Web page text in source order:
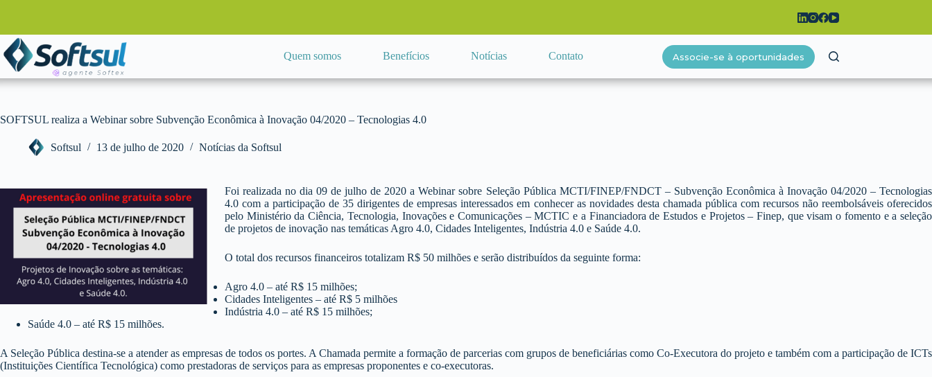
conteúdo
Quem somos
Benefícios Notícias Contato Associe-se à oportunidades
SOFTSUL realiza a Webinar sobre Subvenção Econômica à Inovação 04/2020 – Tecnologias 4.0
Softsul 13 de julho de 2020 Notícias da Softsul
Foi realizada no dia 09 de julho de 2020 a Webinar sobre Seleção Pública MCTI/FINEP/FNDCT – Subvenção Econômica à Inovação 04/2020 – Tecnologias
4.0 com a participação de 35 dirigentes de empresas interessados em conhecer as novidades desta chamada pública com recursos não reembolsáveis oferecidos
pelo Ministério da Ciência, Tecnologia, Inovações e Comunicações – MCTIC e a Financiadora de Estudos e Projetos – Finep, que visam o fomento e a seleção
de projetos de inovação nas temáticas Agro 4.0, Cidades Inteligentes, Indústria 4.0 e Saúde 4.0.
O total dos recursos financeiros totalizam R$ 50 milhões e serão distribuídos da seguinte forma:
Agro 4.0 – até R$ 15 milhões;
Cidades Inteligentes – até R$ 5 milhões
Indústria 4.0 – até R$ 15 milhões;
Saúde 4.0 – até R$ 15 milhões.
A Seleção Pública destina-se a atender as empresas de todos os portes. A Chamada permite a formação de parcerias com grupos de beneficiárias como Co-Executora do projeto e também com a participação de ICTs
(Instituições Científica Tecnológica) como prestadoras de serviços para as empresas proponentes e co-executoras.